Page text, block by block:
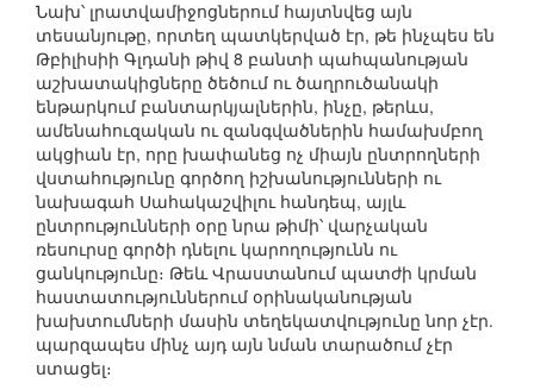
Նախ՝ լրատվամիջոցներում հայտնվեց այն
տեսանյութը, որտեղ պատկերված էր, թե ինչպես են
Թբիլիսիի Գլդանի թիվ 8 բանտի պահպանության
աշխատակիցները ծեծում ու ծաղրուծանակի
ենթարկում բանտարկյալներին, ինչը, թերևս,
ամենահուզական ու զանգվածներին համախմբող
ակցիան էր, որը խափանեց ոչ միայն ընտրողների
վստահությունը գործող իշխանությունների ու
նախագահ Սահակաշվիլու հանդեպ, այլև
ընտրությունների օրը նրա թիմի՝ վարչական
ռեսուրսը գործի դնելու կարողությունն ու
ցանկությունը։ Թեև Վրաստանում պատժի կրման
հաստատություններում օրինականության
խախտումների մասին տեղեկատվությունը նոր չէր.
պարզապես մինչ այդ այն նման տարածում չէր
ստացել։